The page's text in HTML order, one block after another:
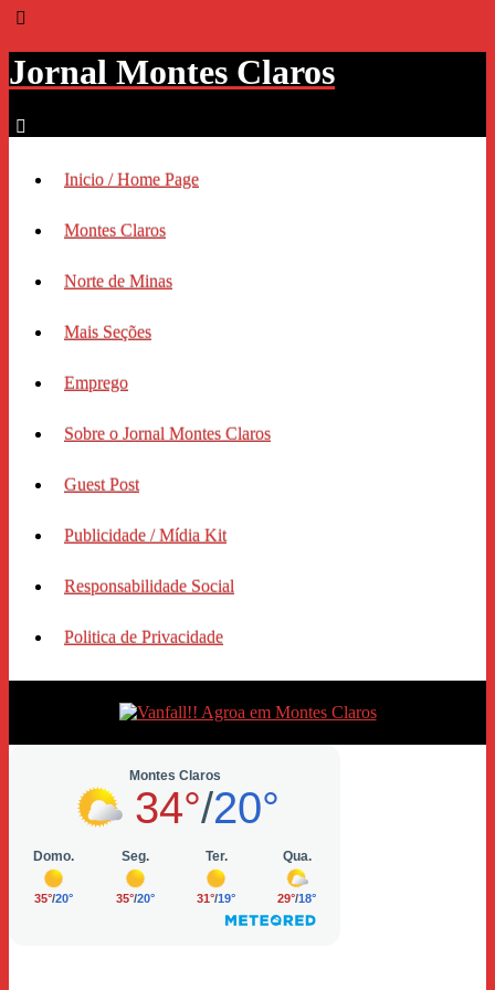
Jornal Montes Claros
Inicio / Home Page
Montes Claros
Norte de Minas
Mais Seções
Emprego
Sobre o Jornal Montes Claros
Guest Post
Publicidade / Mídia Kit
Responsabilidade Social
Politica de Privacidade